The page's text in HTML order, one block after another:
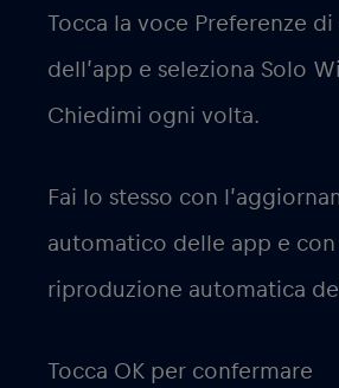
Tocca la voce Preferenze
dell’app e seleziona Solo
Chiedimi ogni volta.
Fai lo stesso con
automatico delle app e con
riproduzione automatica
Tocca OK per confermare